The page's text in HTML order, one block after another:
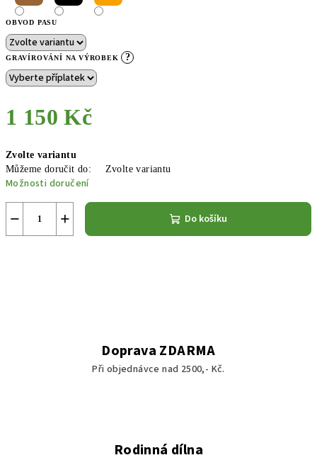
OBVOD PASU
GRAVÍROVÁNÍ NA VÝROBEK ?
1 150 Kč
cena:
Zvolte variantu
Můžeme doručit do:
Zvolte variantu
Možnosti doručení
+
− Do košíku
Doprava ZDARMA
Při objednávce nad 2500,- Kč.
Rodinná dílna